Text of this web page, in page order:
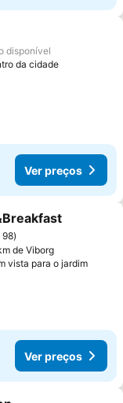
favoritos
disponível
da cidade
Ver preços
favoritos
98
de Viborg
vista para o jardimVer
Ver preços